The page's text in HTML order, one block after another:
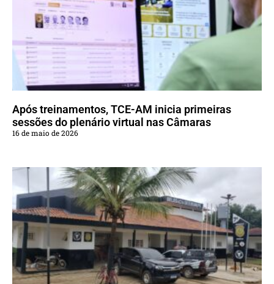
Após treinamentos, TCE-AM inicia primeiras
sessões do plenário virtual nas Câmaras
16 de maio de 2026